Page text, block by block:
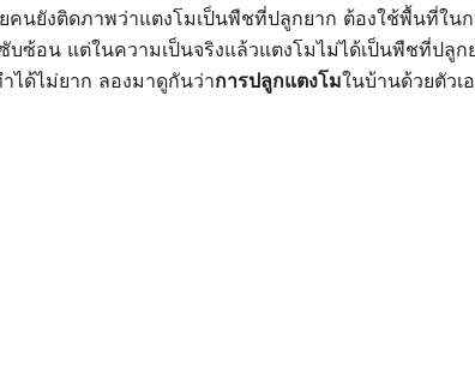
คนยังติดภาพว่าแตงโมเป็นพืชที่ปลูกยาก ต้องใช้พื้นที่ใน
บซ้อน แต่ในความเป็นจริงแล้วแตงโมไม่ได้เป็นพืชที่ปลู
ได้ไม่ยาก ลองมาดูกันว่าการปลูกแตงโมในบ้านด้วยตัวเ